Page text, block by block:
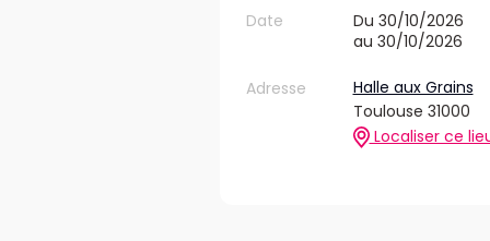
Date
Du 30/10/2026
au 30/10/2026
Adresse
Halle aux Grains
Toulouse 31000
Localiser ce